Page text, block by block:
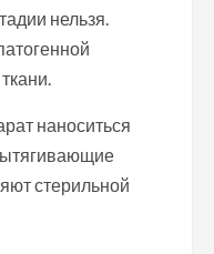
нельзя.
наноситься
стерильной